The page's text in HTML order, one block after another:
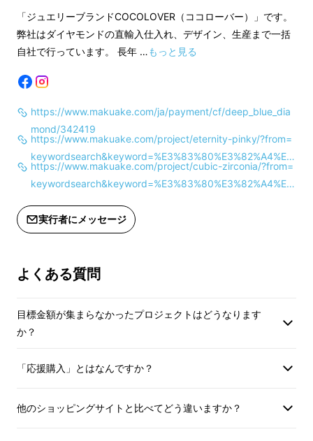
ダードでひとつ持っていると、とても活躍しま
す
変化することで、静止していても「動き」を感
じさせるような美しさがあります。
シーンや年代など気にせずに長くお使いいただ
けます
※ 地金素材はK10YG イエローゴールド
またはK10WG ホワイトゴールドとな
ります。
商品の不具合以外、お届け後の返品・
じめご了承ください。
またはK10WG ホ
じめご了承くださ
「ジュエリーブランドCOCOLOVER（ココローバー）」です。
弊社はダイヤモンドの直輸入仕入れ、デザイン、生産まで一括
自社で行っています。 長年 …もっと見る
https://www.makuake.com/ja/payment/cf/deep_blue_dia
mond/342419
https://www.makuake.com/project/eternity-pinky/?from=
keywordsearch&keyword=%E3%83%80%E3%82%A4%E
3%83%A4%E3%83%A2%E3%83%B3%E3%83%89&disp_or
der=22
https://www.makuake.com/project/cubic-zirconia/?from=
keywordsearch&keyword=%E3%83%80%E3%82%A4%E
der=36
実行者にメッセージ
よくある質問
目標金額が集まらなかったプロジェクトはどうなります
か？
「応援購入」とはなんですか？
他のショッピングサイトと比べてどう違いますか？